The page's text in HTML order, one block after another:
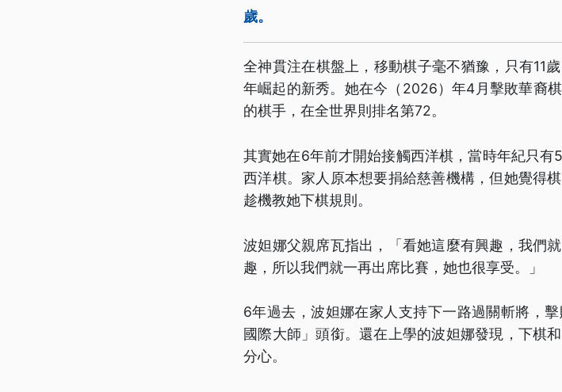
歲。
全神貫注在棋盤上，移動棋子毫不猶豫，只有11
年崛起的新秀。她在今（2026）年4月擊敗華裔
的棋手，在全世界則排名第72。
其實她在6年前才開始接觸西洋棋，當時年紀只
西洋棋。家人原本想要捐給慈善機構，但她覺得
趁機教她下棋規則。
波妲娜父親席瓦指出，「看她這麼有興趣，我們
趣，所以我們就一再出席比賽，她也很享受。」
6年過去，波妲娜在家人支持下一路過關斬將，
國際大師」頭銜。還在上學的波妲娜發現，下棋
分心。